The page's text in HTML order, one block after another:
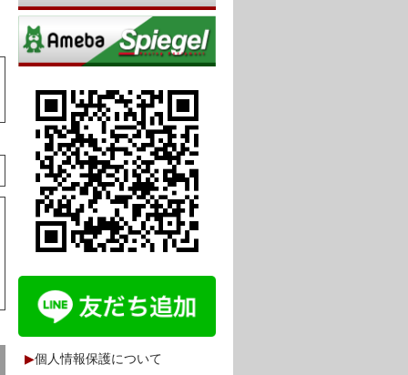
▶個人情報保護について